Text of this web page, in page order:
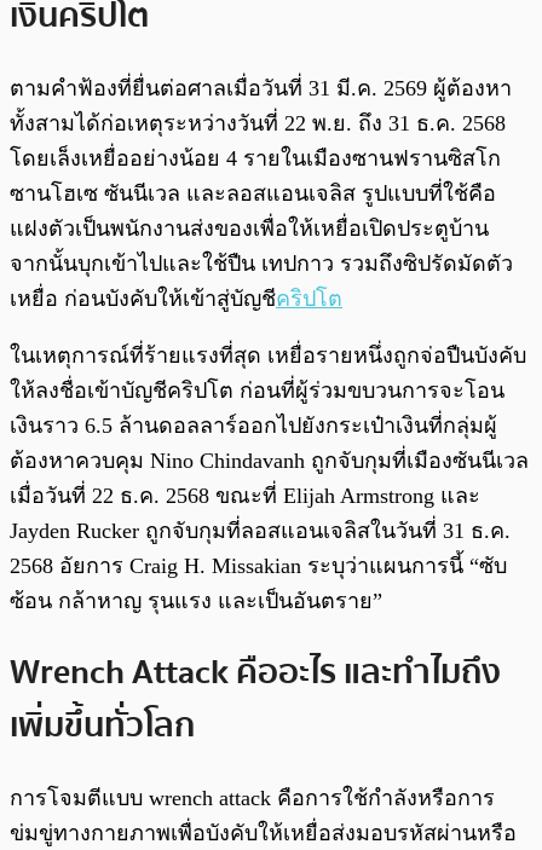
เงินคริปโต
ตามคำฟ้องที่ยื่นต่อศาลเมื่อวันที่ 31 มี.ค. 2569 ผู้ต้องหา
ทั้งสามได้ก่อเหตุระหว่างวันที่ 22 พ.ย. ถึง 31 ธ.ค. 2568
โดยเล็งเหยื่ออย่างน้อย 4 รายในเมืองซานฟรานซิสโก
ซานโฮเซ ซันนีเวล และลอสแอนเจลิส รูปแบบที่ใช้คือ
แฝงตัวเป็นพนักงานส่งของเพื่อให้เหยื่อเปิดประตูบ้าน
จากนั้นบุกเข้าไปและใช้ปืน เทปกาว รวมถึงซิปรัดมัดตัว
เหยื่อ ก่อนบังคับให้เข้าสู่บัญชีคริปโต
ในเหตุการณ์ที่ร้ายแรงที่สุด เหยื่อรายหนึ่งถูกจ่อปืนบังคับ
ให้ลงชื่อเข้าบัญชีคริปโต ก่อนที่ผู้ร่วมขบวนการจะโอน
เงินราว 6.5 ล้านดอลลาร์ออกไปยังกระเป๋าเงินที่กลุ่มผู้
ต้องหาควบคุม Nino Chindavanh ถูกจับกุมที่เมืองซันนีเวล
เมื่อวันที่ 22 ธ.ค. 2568 ขณะที่ Elijah Armstrong และ
Jayden Rucker ถูกจับกุมที่ลอสแอนเจลิสในวันที่ 31 ธ.ค.
2568 อัยการ Craig H. Missakian ระบุว่าแผนการนี้ “ซับ
ซ้อน กล้าหาญ รุนแรง และเป็นอันตราย”
Wrench Attack คืออะไร และทำไมถึง
เพิ่มขึ้นทั่วโลก
การโจมตีแบบ wrench attack คือการใช้กำลังหรือการ
ข่มขู่ทางกายภาพเพื่อบังคับให้เหยื่อส่งมอบรหัสผ่านหรือ